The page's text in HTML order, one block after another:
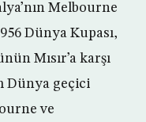
Melbourne
Dünya Kupası,
Mısır’a karşı
Dünya geçici
ve